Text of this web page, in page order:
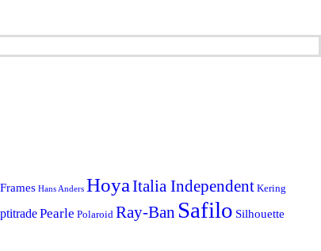
Hans Anders HoyaItalia Independent Kering
Pearle Polaroid Ray-Ban Safilo Silhouette